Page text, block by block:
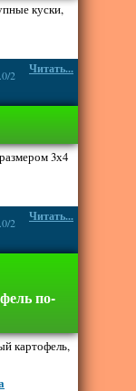
куски,
Читать...
2
3х4
Читать...
2
по-
картофель,